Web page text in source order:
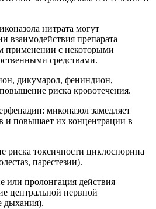
нитрата могут
взаимодействия препарата
применении с некоторыми
средствами.
дикумарол, фениндион,
риска кровотечения.
миконазол замедляет
и повышает их концентрации в
токсичности циклоспорина
парестезии).
или пролонгация действия
центральной нервной
дыхания).